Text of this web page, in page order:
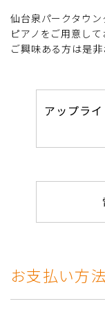
仙台泉パークタウ
ピアノをご用意して
ご興味ある方は是
アップラ
お支払い方